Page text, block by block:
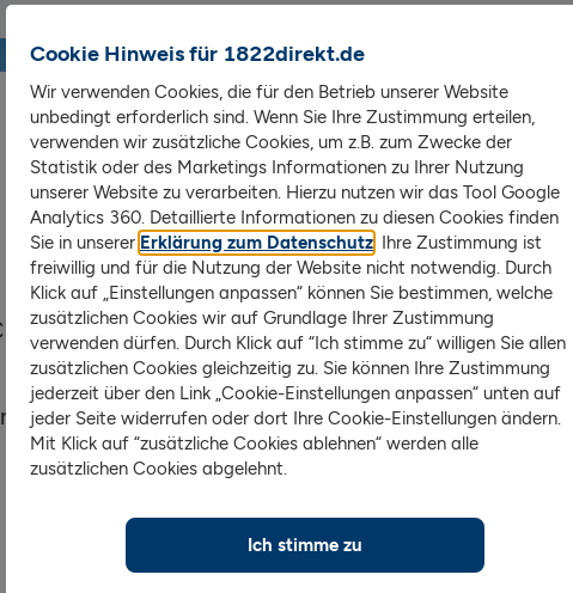
Cookie Hinweis für 1822direkt.de
Wir verwenden Cookies, die für den Betrieb unserer Website
unbedingt erforderlich sind. Wenn Sie Ihre Zustimmung erteilen,
verwenden wir zusätzliche Cookies, um z.B. zum Zwecke der
Statistik oder des Marketings Informationen zu Ihrer Nutzung
unserer Website zu verarbeiten. Hierzu nutzen wir das Tool Google
Analytics 360. Detaillierte Informationen zu diesen Cookies finden
Sie in unserer Erklärung zum Datenschutz . Ihre Zustimmung ist
freiwillig und für die Nutzung der Website nicht notwendig. Durch
Klick auf „Einstellungen anpassen“ können Sie bestimmen, welche
zusätzlichen Cookies wir auf Grundlage Ihrer Zustimmung
verwenden dürfen. Durch Klick auf “Ich stimme zu“ willigen Sie allen
zusätzlichen Cookies gleichzeitig zu. Sie können Ihre Zustimmung
jederzeit über den Link „Cookie-Einstellungen anpassen“ unten auf
jeder Seite widerrufen oder dort Ihre Cookie-Einstellungen ändern.
Mit Klick auf “zusätzliche Cookies ablehnen“ werden alle
zusätzlichen Cookies abgelehnt.
Ich stimme zu
für 6 Monate auf dem
3 Trades & Sparplan